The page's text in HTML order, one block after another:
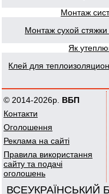
Монтаж
Монтаж сухой
Як
Клей для
© 2014-2026р. ВБП
Контакти
Оголошення
Реклама на сайті
Правила використання
сайту та подачі
оголошень
ВСЕУКРАЇНСЬКИЙ